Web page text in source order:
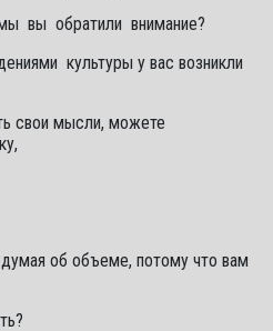
вы обратили внимание?
культуры у вас возникли
свои мысли, можете
об объеме, потому что вам